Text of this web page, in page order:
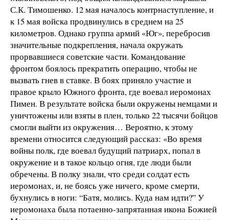
С.К. Тимошенко. 12 мая началось контрнаступление, и
к 15 мая войска продвинулись в среднем на 25
километров. Однако группа армий «Юг», перебросив
значительные подкрепления, начала окружать
прорвавшиеся советские части. Командование
фронтом боялось прекратить операцию, чтобы не
вызвать гнев в ставке. В боях приняло участие и
правое крыло Южного фронта, где воевал иеромонах
Пимен. В результате войска были окружены немцами и
уничтожены или взяты в плен, только 22 тысячи бойцов
смогли выйти из окружения… Вероятно, к этому
времени относится следующий рассказ: «Во время
войны полк, где воевал будущий патриарх, попал в
окружение и в такое кольцо огня, где люди были
обречены. В полку знали, что среди солдат есть
иеромонах, и, не боясь уже ничего, кроме смерти,
бухнулись в ноги: “Батя, молись. Куда нам идти?” У
иеромонаха была потаенно-запрятанная икона Божией